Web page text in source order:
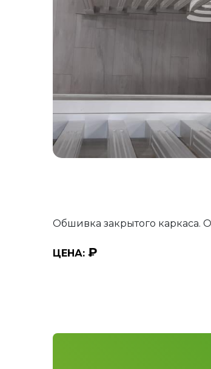
Обшивка закрытого каркаса.
ЦЕНА: ₽